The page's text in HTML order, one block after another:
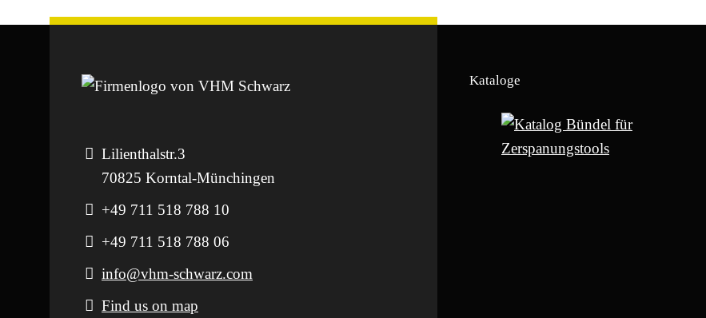
Lilienthalstr.3
70825 Korntal-Münchingen
+49 711 518 788 10
+49 711 518 788 06
info@vhm-schwarz.com
Find us on map
Kataloge